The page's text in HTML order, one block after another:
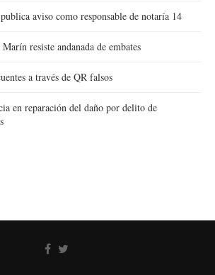
aviso como responsable de notaría 14
resiste andanada de embates
a través de QR falsos
en reparación del daño por delito de